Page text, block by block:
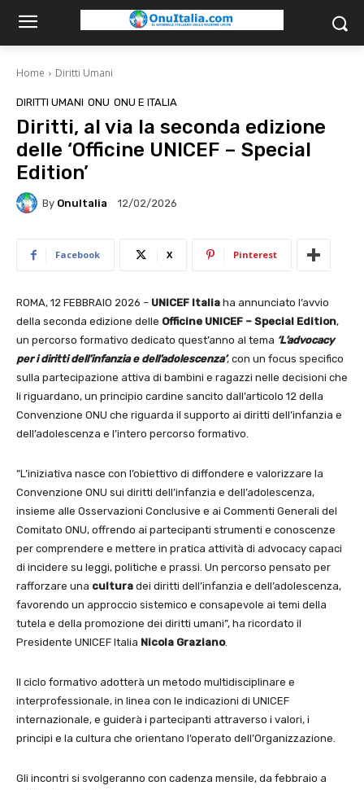
Home Diritti Umani
DIRITTI UMANI ONU ONU E ITALIA
Diritti, al via la seconda edizione
delle ‘Officine UNICEF – Special
Edition’
By OnuItalia 12/02/2026
Facebook X Pinterest
ROMA, 12 FEBBRAIO 2026 – UNICEF Italia ha annunciato l’avvio
della seconda edizione delle Officine UNICEF – Special Edition,
un percorso formativo dedicato quest’anno al tema ‘L’advocacy
per i diritti dell’infanzia e dell’adolescenza’, con un focus specifico
sulla partecipazione attiva di bambini e ragazzi nelle decisioni che
li riguardano, un principio cardine sancito dall’articolo 12 della
Convenzione ONU che riguarda il supporto ai diritti dell’infanzia e
dell’adolescenza e l’intero percorso formativo.
”L’iniziativa nasce con l’obiettivo di diffondere e valorizzare la
Convenzione ONU sui diritti dell’infanzia e dell’adolescenza,
insieme alle Osservazioni Conclusive e ai Commenti Generali del
Comitato ONU, offrendo ai partecipanti strumenti e conoscenze
per comprendere e mettere in pratica attività di advocacy capaci
di incidere su leggi, politiche e prassi. Un percorso pensato per
rafforzare una cultura dei diritti dell’infanzia e dell’adolescenza,
favorendo un approccio sistemico e consapevole ai temi della
tutela e della promozione dei diritti umani”, ha ricordato il
Presidente UNICEF Italia Nicola Graziano.
Il ciclo formativo adotterà un metodo multidisciplinare e
interprofessionale, in linea con le indicazioni di UNICEF
internazionale, e guiderà i partecipanti attraverso i valori, i
principi e la cultura che orientano l’operato dell’Organizzazione.
Gli incontri si svolgeranno con cadenza mensile, da febbraio a